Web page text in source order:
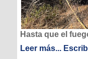
Hasta que el
Leer más...